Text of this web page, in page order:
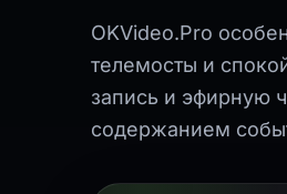
OKVideo.Pro
телемосты и
запись и эфирную
содержанием